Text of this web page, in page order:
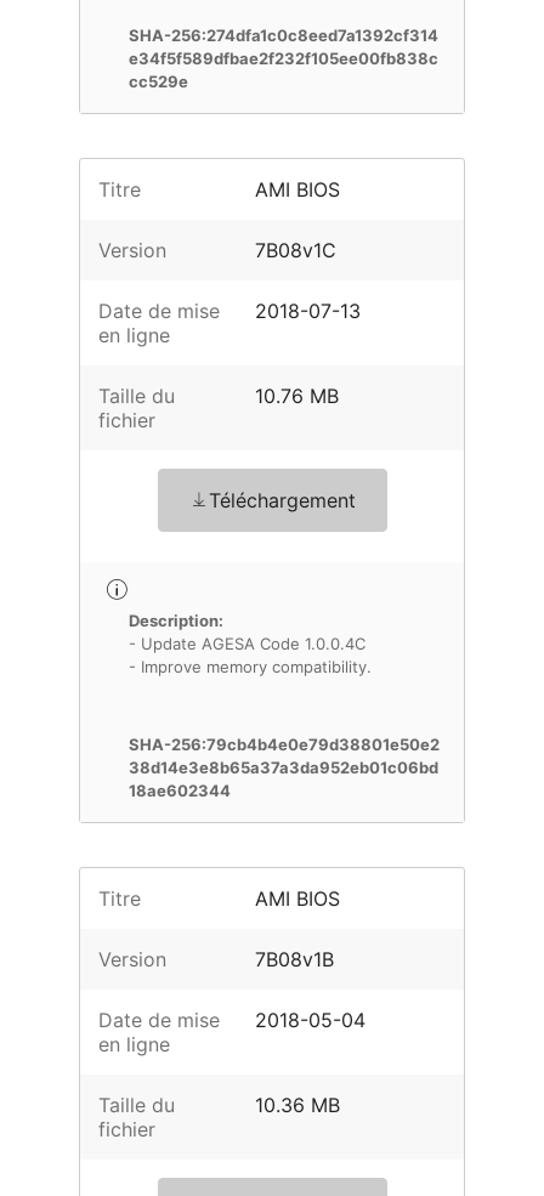
SHA-256:274dfa1c0c8eed7a1392cf314
e34f5f589dfbae2f232f105ee00fb838c
cc529e
Titre AMI BIOS
Version 7B08v1C
Date de mise
en ligne
2018-07-13
Taille du
fichier
10.76 MB
Téléchargement
Description:
- Update AGESA Code 1.0.0.4C
- Improve memory compatibility.
SHA-256:79cb4b4e0e79d38801e50e2
38d14e3e8b65a37a3da952eb01c06bd
18ae602344
Titre AMI BIOS
Version 7B08v1B
Date de mise
en ligne
2018-05-04
Taille du
fichier
10.36 MB